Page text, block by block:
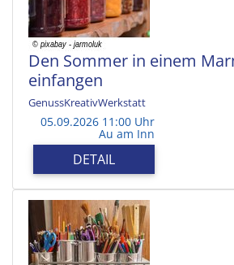
Den Sommer in einem
einfangen
GenussKreativWerkstatt
05.09.2026 11:00 Uhr
Au am Inn
DETAIL